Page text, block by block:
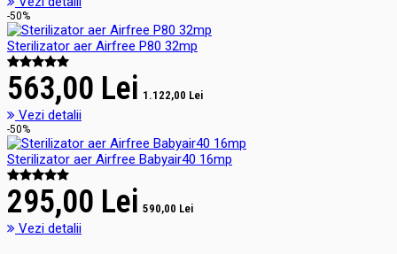
-50%
Sterilizator aer Airfree P80 32mp
563,00 Lei 1.122,00 Lei
Vezi detalii
-50%
Sterilizator aer Airfree Babyair40 16mp
295,00 Lei 590,00 Lei
Vezi detalii